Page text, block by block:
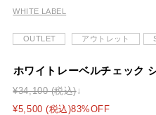
WHITE LABEL
OUTLET アウトレット
ホワイトレーベルチェック
¥34,100 (税込)
¥5,500 (税込)83%OFF